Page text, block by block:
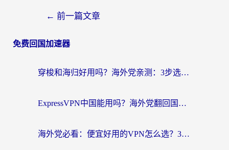
← 前一篇文章
免费回国加速器
穿梭和海归好用吗？海外党亲测：3步选对回国加速器，无缝刷国内剧玩手游
ExpressVPN中国能用吗？海外党翻回国内的加速器选择指南（附番茄加速器实测）
海外党必看：便宜好用的VPN怎么选？3步解决回国访问难题+Steam改区技巧